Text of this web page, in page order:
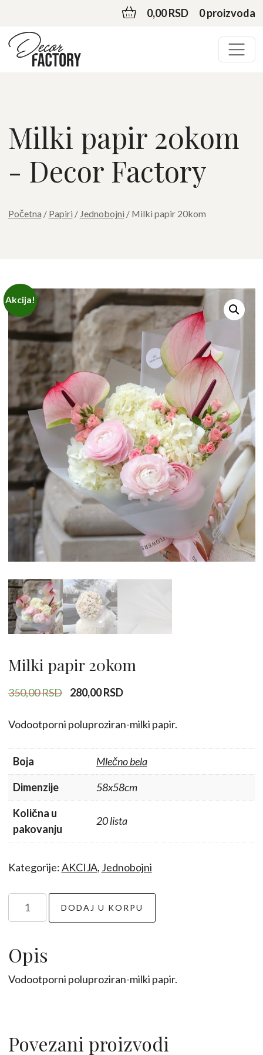
0,00 RSD 0 proizvoda
Milki papir 20kom
- Decor Factory
Početna / Papiri / Jednobojni / Milki papir 20kom
Akcija!
Milki papir 20kom
350,00RSD
Originalna
je
350,00 RSD.
280,00RSDTrenutna
je:
Vodootporni poluproziran-milki papir.
Boja
Mlečno bela
Dimenzije
58x58cm
Količna u
pakovanju
20 lista
Kategorije:AKCIJA, Jednobojni
količina
DODAJ U KORPU
Opis
Vodootporni poluproziran-milki papir.
Povezani proizvodi